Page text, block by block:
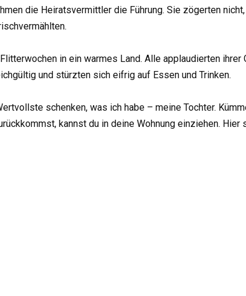
die Heiratsvermittler die Führung. Sie zögerten
in ein warmes Land. Alle applaudierten
und stürzten sich eifrig auf Essen und Trinken.
schenken, was ich habe – meine Tochter.
kannst du in deine Wohnung einziehen. Hier